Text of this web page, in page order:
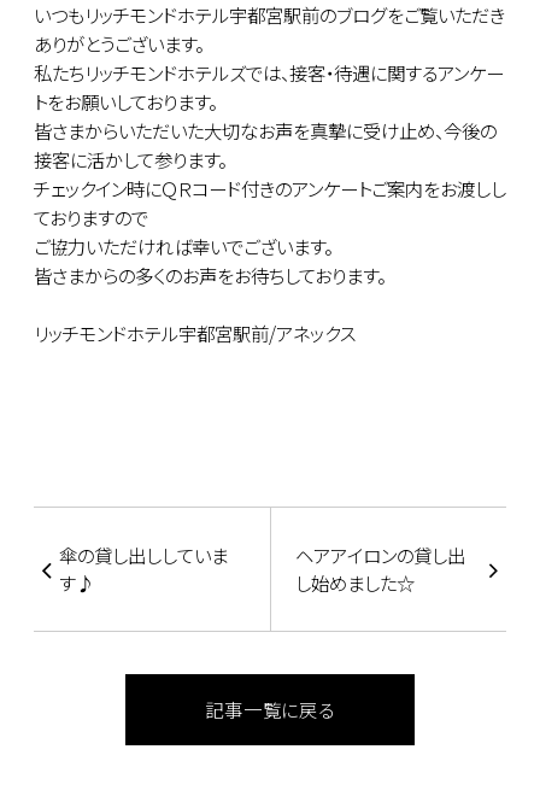
いつもリッチモンドホテル宇都宮駅前のブログをご覧いただき
ありがとうございます。
私たちリッチモンドホテルズでは、接客・待遇に関するアンケー
トをお願いしております。
皆さまからいただいた大切なお声を真摯に受け止め、今後の
接客に活かして参ります。
チェックイン時にＱＲコード付きのアンケートご案内をお渡しし
ておりますので
ご協力いただければ幸いでございます。
皆さまからの多くのお声をお待ちしております。
リッチモンドホテル宇都宮駅前/アネックス
傘の貸し出ししていま
す♪
ヘアアイロンの貸し出
し始めました☆
記事一覧に戻る